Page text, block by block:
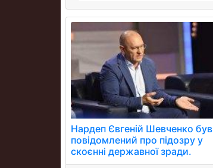
Нардеп Євгеній Шевченко був
повідомлений про підозру у
скоєнні державної зради.